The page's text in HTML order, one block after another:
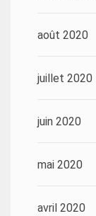
août 2020
juillet 2020
juin 2020
mai 2020
avril 2020